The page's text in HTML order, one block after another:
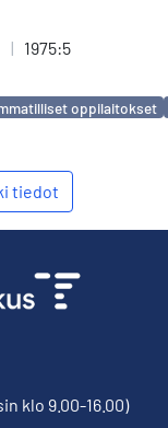
| 1975:5
oppilaitokset
tiedot
klo 9.00-16.00)